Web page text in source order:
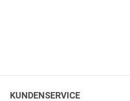
KUNDENSERVICE